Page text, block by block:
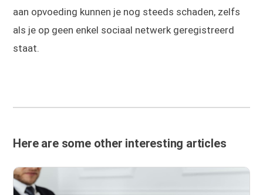
aan opvoeding kunnen je nog steeds schaden, zelfs
als je op geen enkel sociaal netwerk geregistreerd
staat.
Here are some other interesting articles